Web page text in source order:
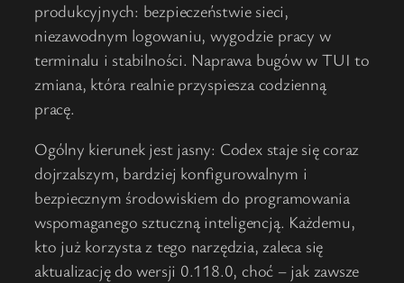
produkcyjnych: bezpieczeństwie sieci,
niezawodnym logowaniu, wygodzie pracy w
terminalu i stabilności. Naprawa bugów w TUI to
zmiana, która realnie przyspiesza codzienną
pracę.
Ogólny kierunek jest jasny: Codex staje się coraz
dojrzalszym, bardziej konfigurowalnym i
bezpiecznym środowiskiem do programowania
wspomaganego sztuczną inteligencją. Każdemu,
kto już korzysta z tego narzędzia, zaleca się
aktualizację do wersji 0.118.0, choć – jak zawsze